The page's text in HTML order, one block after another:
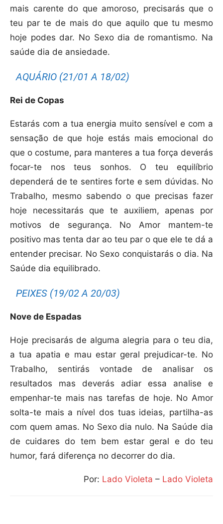
mais carente do que amoroso, precisarás que o
teu par te de mais do que aquilo que tu mesmo
hoje podes dar. No Sexo dia de romantismo. Na
saúde dia de ansiedade.
AQUÁRIO (21/01 A 18/02)
Rei de Copas
Estarás com a tua energia muito sensível e com a
sensação de que hoje estás mais emocional do
que o costume, para manteres a tua força deverás
focar-te nos teus sonhos. O teu equilíbrio
dependerá de te sentires forte e sem dúvidas. No
Trabalho, mesmo sabendo o que precisas fazer
hoje necessitarás que te auxiliem, apenas por
motivos de segurança. No Amor mantem-te
positivo mas tenta dar ao teu par o que ele te dá a
entender precisar. No Sexo conquistarás o dia. Na
Saúde dia equilibrado.
PEIXES (19/02 A 20/03)
Nove de Espadas
Hoje precisarás de alguma alegria para o teu dia,
a tua apatia e mau estar geral prejudicar-te. No
Trabalho, sentirás vontade de analisar os
resultados mas deverás adiar essa analise e
empenhar-te mais nas tarefas de hoje. No Amor
solta-te mais a nível dos tuas ideias, partilha-as
com quem amas. No Sexo dia nulo. Na Saúde dia
de cuidares do tem bem estar geral e do teu
humor, fará diferença no decorrer do dia.
Por: Lado Violeta – Lado Violeta